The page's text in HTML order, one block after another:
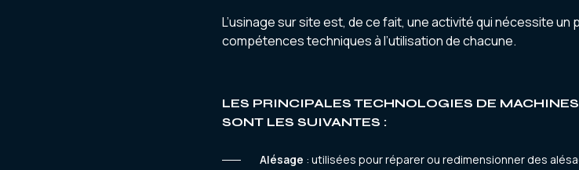
L’usinage sur site est, de ce fait, une activité qui nécessite
compétences techniques à l’utilisation de chacune.
LES PRINCIPALES TECHNOLOGIES DE
SONT LES SUIVANTES :
Alésage : utilisées pour réparer ou redimensionner des